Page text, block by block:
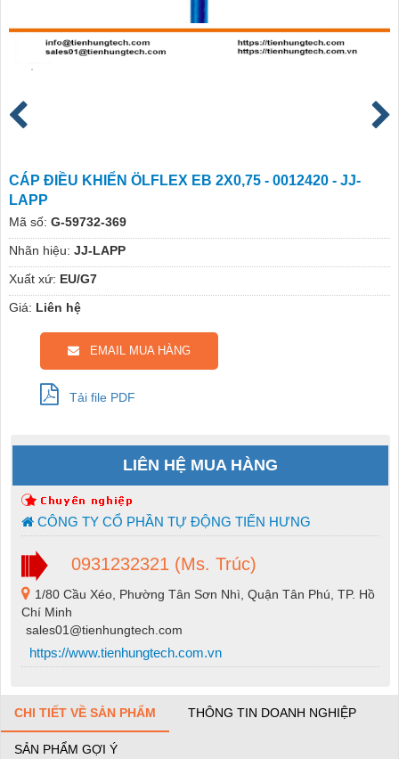
CÁP ĐIỀU KHIỂN ÖLFLEX EB 2X0,75 - 0012420 - JJ-
LAPP
Mã số: G-59732-369
Nhãn hiệu: JJ-LAPP
Xuất xứ: EU/G7
Giá: Liên hệ
EMAIL MUA HÀNG
Tải file PDF
LIÊN HỆ MUA HÀNG
CÔNG TY CỔ PHẦN TỰ ĐỘNG TIẾN HƯNG
0931232321 (Ms. Trúc)
1/80 Cầu Xéo, Phường Tân Sơn Nhì, Quận Tân Phú, TP. Hồ
Chí Minh
sales01@tienhungtech.com
https://www.tienhungtech.com.vn
CHI TIẾT VỀ SẢN PHẨM THÔNG TIN DOANH NGHIỆP
SẢN PHẨM GỢI Ý